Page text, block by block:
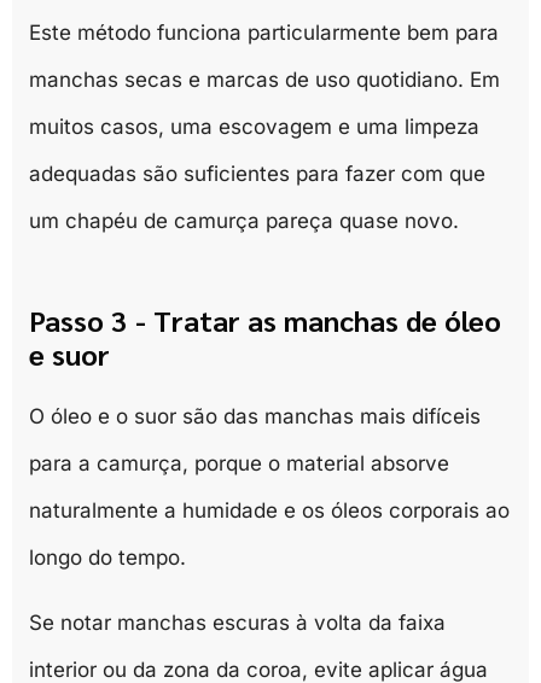
Este método funciona particularmente bem para
manchas secas e marcas de uso quotidiano. Em
muitos casos, uma escovagem e uma limpeza
adequadas são suficientes para fazer com que
um chapéu de camurça pareça quase novo.
Passo 3 - Tratar as manchas de óleo
e suor
O óleo e o suor são das manchas mais difíceis
para a camurça, porque o material absorve
naturalmente a humidade e os óleos corporais ao
longo do tempo.
Se notar manchas escuras à volta da faixa
interior ou da zona da coroa, evite aplicar água